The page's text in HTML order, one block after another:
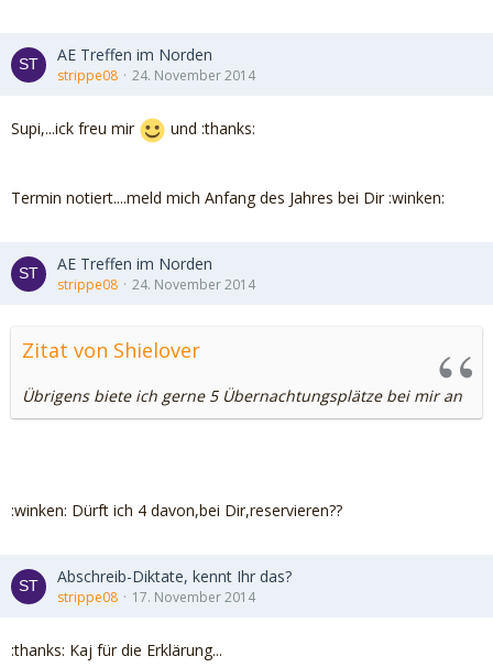
AE Treffen im Norden
strippe08 24. November 2014
Supi,...ick freu mir und :thanks:
Termin notiert....meld mich Anfang des Jahres bei Dir :winken:
AE Treffen im Norden
strippe08 24. November 2014
Zitat von Shielover
Übrigens biete ich gerne 5 Übernachtungsplätze bei mir an
:winken: Dürft ich 4 davon,bei Dir,reservieren??
Abschreib-Diktate, kennt Ihr das?
strippe08 17. November 2014
:thanks: Kaj für die Erklärung...